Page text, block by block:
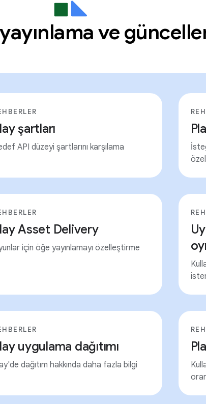
ve
şartları
API düzeyi şartlarını karşılama
Asset Delivery
için öğe yayınlamayı özelleştirme
uygulama dağıtımı
dağıtım hakkında daha fazla bilgi